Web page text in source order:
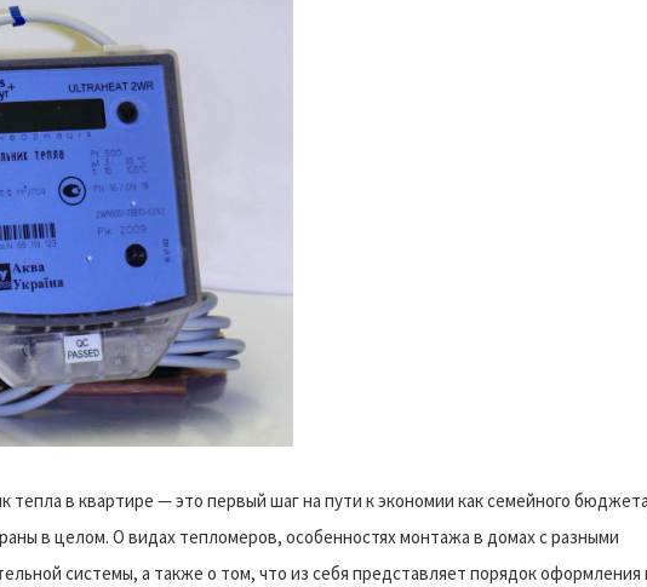
тепла в квартире — это первый шаг на пути к экономии как семейного
в целом. О видах тепломеров, особенностях монтажа в домах с разными
системы, а также о том, что из себя представляет порядок оформления